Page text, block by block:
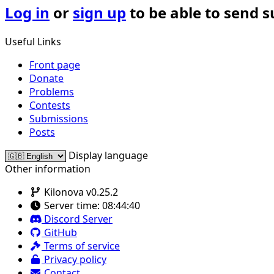
Log in or sign upto be able to send
Useful Links
Front page
Donate
Problems
Contests
Submissions
Posts
Display language
Other information
Kilonova v0.25.2
Server time: 08:44:40
Discord Server
GitHub
Terms of service
Privacy policy